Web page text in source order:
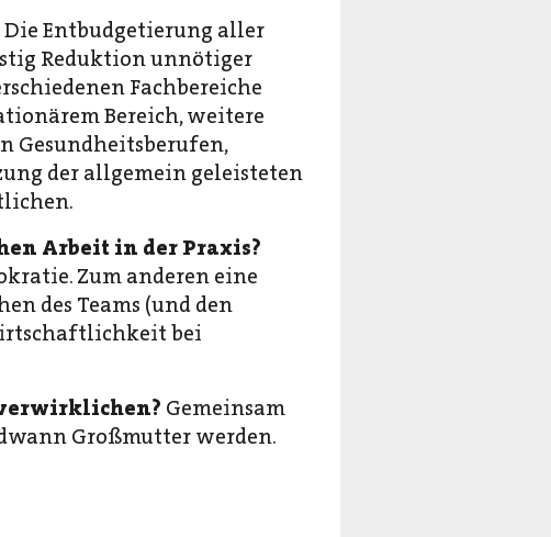
Die Entbudgetierung aller
Reduktion unnötiger
Fachbereiche
Bereich, weitere
Gesundheitsberufen,
der allgemein geleisteten
Arbeit in der Praxis?
Zum anderen eine
des Teams (und den
bei
Gemeinsam
Großmutter werden.